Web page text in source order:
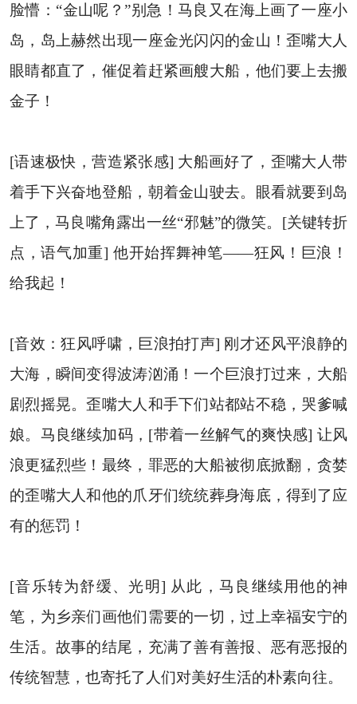
脸懵：“金山呢？”别急！马良又在海上画了一座小
岛，岛上赫然出现一座金光闪闪的金山！歪嘴大人
眼睛都直了，催促着赶紧画艘大船，他们要上去搬
金子！
[语速极快，营造紧张感] 大船画好了，歪嘴大人带
着手下兴奋地登船，朝着金山驶去。眼看就要到岛
上了，马良嘴角露出一丝“邪魅”的微笑。[关键转折
点，语气加重] 他开始挥舞神笔——狂风！巨浪！
给我起！
[音效：狂风呼啸，巨浪拍打声] 刚才还风平浪静的
大海，瞬间变得波涛汹涌！一个巨浪打过来，大船
剧烈摇晃。歪嘴大人和手下们站都站不稳，哭爹喊
娘。马良继续加码，[带着一丝解气的爽快感] 让风
浪更猛烈些！最终，罪恶的大船被彻底掀翻，贪婪
的歪嘴大人和他的爪牙们统统葬身海底，得到了应
有的惩罚！
[音乐转为舒缓、光明] 从此，马良继续用他的神
笔，为乡亲们画他们需要的一切，过上幸福安宁的
生活。故事的结尾，充满了善有善报、恶有恶报的
传统智慧，也寄托了人们对美好生活的朴素向往。